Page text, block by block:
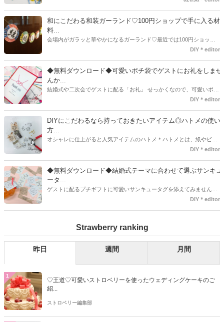
ま、付いてた方が断然可愛い♡そんなプレ花嫁さんたちの#サンキュー
タグアイデア、探してみました♪
和にこだわる和装ガーランド♡100円ショップで手に入る材
料...
会場内がガラッと華やかになるガーランド♡最近では100円ショップ
で既に完成された物が販売されていたり、ネット上でダウンロードし
す。ダウンロードしたデザインを印刷する紙をこだわるプレ花嫁さん
も・・・♡紙質や柄などでガラッと印象が変わりますよね♪
DIY＊editor
◆無料ダウンロード◆可愛いポチ袋でゲストにお礼をしませ
んか...
結婚式や二次会でゲストに配る「お礼」 せっかくなので、可愛いポチ
袋で用意しませんか？今回の記事では無料でダウンロードできるデザ
ください。いつもStrawberryを読んで頂いているプレ花嫁さんのお手
伝いが少しでも出来れば嬉しいです♡
DIY＊editor
DIYにこだわるなら持っておきたいアイテム◎ハトメの使い
方...
オシャレに仕上がると人気アイテムのハトメ＊ハトメとは、紙やビニ
ールなどに開けた穴につける金具のことでサイズが幅広く揃っていま
り、付けるものの素材や色にあわせて選ぶことができるんです♪*
DIY＊editor
◆無料ダウンロード◆結婚式テーマに合わせて選ぶサンキュ
ータ...
ゲストに配るプチギフトに可愛いサンキュータグを添えてみません
か？今回の記事では無料でダウンロードできる春婚にもピッタリなサ
るプレ花嫁さんのお手伝いが少しでも出来れば嬉しいです♡
DIY＊editor
Strawberry ranking
昨日 週間 月間
1
♡王道♡可愛いストロベリーを使ったウェディングケーキのご
紹...
ストロベリー編集部